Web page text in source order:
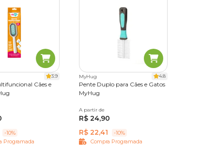
porte
3.9
Cães e
-10%
Programada
MyHug 4.8
Pente Duplo para Cães e Gatos
MyHug
Único
A partir de
R$ 24,90
R$ 22,41
-10%
Compra Programada